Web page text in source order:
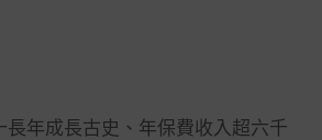
年成長古史、年保費收入超六千